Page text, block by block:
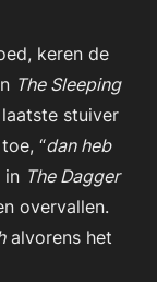
keren de
The Sleeping
stuiver
“dan heb
in The Dagger
overvallen.
alvorens het